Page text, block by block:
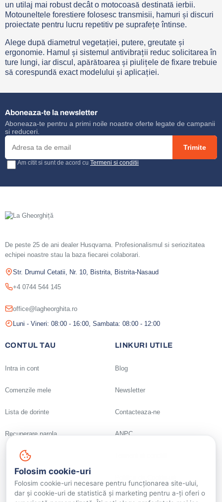
un utilaj mai robust decât o motocoasă destinată ierbii.
Motouneltele forestiere folosesc transmisii, hamuri și discuri
proiectate pentru lucru repetitiv pe suprafețe întinse.
Alege după diametrul vegetației, putere, greutate și
ergonomie. Hamul și sistemul antivibrații reduc solicitarea în
ture lungi, iar discul, apărătoarea și piulițele de fixare trebuie
să corespundă exact modelului și aplicației.
Aboneaza-te la newsletter
Aboneaza-te pentru a primi noile noastre oferte legate de campanii
si reduceri.
Trimite
Am citit si sunt de acord cu Termeni si conditii
De peste 25 de ani dealer Husqvarna. Profesionalismul si seriozitatea
echipei noastre stau la baza fiecarei colaborari.
Str. Drumul Cetatii, Nr. 10, Bistrita, Bistrita-Nasaud
+4 0744 544 145
office@lagheorghita.ro
Luni - Vineri: 08:00 - 16:00, Sambata: 08:00 - 12:00
CONTUL TAU
Intra in cont
Comenzile mele
Lista de dorinte
Recuperare parola
LINKURI UTILE
Blog
Newsletter
Contacteaza-ne
ANPC
Setari cookie-uri
Folosim cookie-uri
Folosim cookie-uri necesare pentru funcționarea site-ului,
dar și cookie-uri de statistică și marketing pentru a-ți oferi o